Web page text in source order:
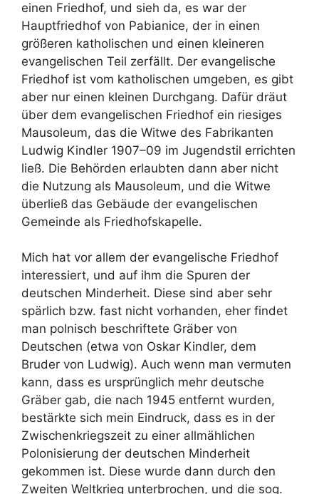
einen Friedhof, und sieh da, es war der
Hauptfriedhof von Pabianice, der in einen
größeren katholischen und einen kleineren
evangelischen Teil zerfällt. Der evangelische
Friedhof ist vom katholischen umgeben, es gibt
aber nur einen kleinen Durchgang. Dafür dräut
über dem evangelischen Friedhof ein riesiges
Mausoleum, das die Witwe des Fabrikanten
Ludwig Kindler 1907–09 im Jugendstil errichten
ließ. Die Behörden erlaubten dann aber nicht
die Nutzung als Mausoleum, und die Witwe
überließ das Gebäude der evangelischen
Gemeinde als Friedhofskapelle.
Mich hat vor allem der evangelische Friedhof
interessiert, und auf ihm die Spuren der
deutschen Minderheit. Diese sind aber sehr
spärlich bzw. fast nicht vorhanden, eher findet
man polnisch beschriftete Gräber von
Deutschen (etwa von Oskar Kindler, dem
Bruder von Ludwig). Auch wenn man vermuten
kann, dass es ursprünglich mehr deutsche
Gräber gab, die nach 1945 entfernt wurden,
bestärkte sich mein Eindruck, dass es in der
Zwischenkriegszeit zu einer allmählichen
Polonisierung der deutschen Minderheit
gekommen ist. Diese wurde dann durch den
Zweiten Weltkrieg unterbrochen, und die sog.